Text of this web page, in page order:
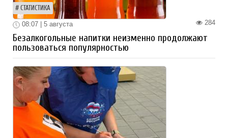
СТАТИСТИКА
284
08:07 | 5 августа
Безалкогольные напитки неизменно продолжают
пользоваться популярностью